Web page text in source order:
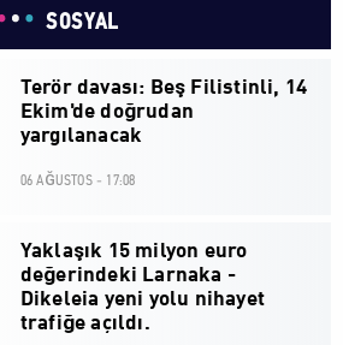
SOSYAL
Terör davası: Beş Filistinli, 14
Ekim'de doğrudan
yargılanacak
06 AĞUSTOS - 17:08
Yaklaşık 15 milyon euro
değerindeki Larnaka -
Dikeleia yeni yolu nihayet
trafiğe açıldı.